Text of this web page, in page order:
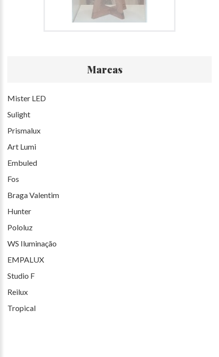
Marcas
Mister LED
Sulight
Prismalux
Art Lumi
Embuled
Fos
Braga Valentim
Hunter
Pololuz
WS Iluminação
EMPALUX
Studio F
Reilux
Tropical